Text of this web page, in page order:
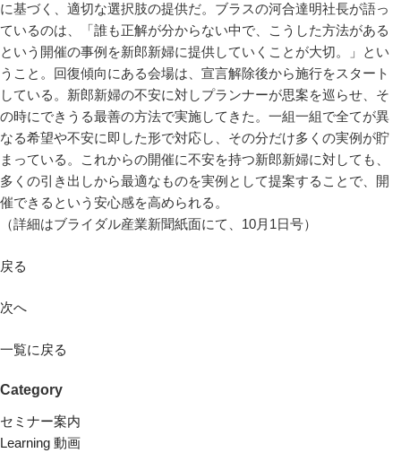
に基づく、適切な選択肢の提供だ。ブラスの河合達明社長が語っ
ているのは、「誰も正解が分からない中で、こうした方法がある
という開催の事例を新郎新婦に提供していくことが大切。」とい
うこと。回復傾向にある会場は、宣言解除後から施行をスタート
している。新郎新婦の不安に対しプランナーが思案を巡らせ、そ
の時にできうる最善の方法で実施してきた。一組一組で全てが異
なる希望や不安に即した形で対応し、その分だけ多くの実例が貯
まっている。これからの開催に不安を持つ新郎新婦に対しても、
多くの引き出しから最適なものを実例として提案することで、開
催できるという安心感を高められる。
（詳細はブライダル産業新聞紙面にて、10月1日号）
戻る
次へ
一覧に戻る
Category
セミナー案内
Learning 動画